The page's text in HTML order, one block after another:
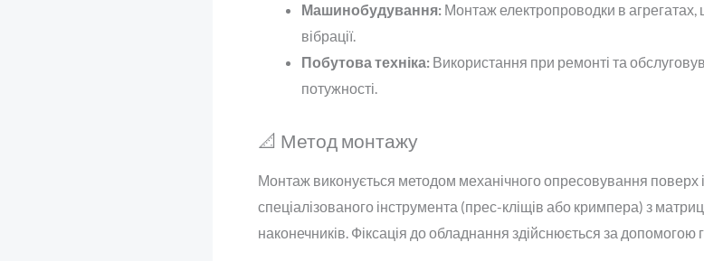
Машинобудування: Монтаж електропроводки в
вібрації.
Побутова техніка: Використання при ремонті та
потужності.
📐 Метод монтажу
Монтаж виконується методом механічного опресовування поверх
спеціалізованого інструмента (прес-кліщів або кримпера) з
наконечників. Фіксація до обладнання здійснюється за